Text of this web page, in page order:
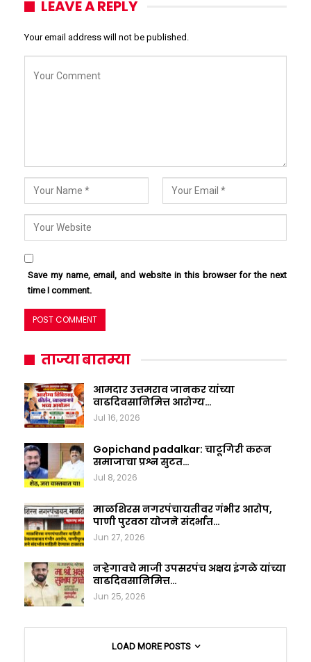
LEAVE A REPLY
Your email address will not be published.
Save my name, email, and website in this browser for the next
time I comment.
ताज्या बातम्या
आमदार उत्तमराव जानकर यांच्या
वाढदिवसानिमित्त आरोग्य…
Jul 16, 2026
Gopichand padalkar: चाटूगिरी करून
समाजाचा प्रश्न सुटत…
Jul 8, 2026
माळशिरस नगरपंचायतीवर गंभीर आरोप,
पाणी पुरवठा योजने संदर्भात…
Jun 27, 2026
नऱ्हेगावचे माजी उपसरपंच अक्षय इंगळे यांच्या
वाढदिवसानिमित्त…
Jun 25, 2026
LOAD MORE POSTS